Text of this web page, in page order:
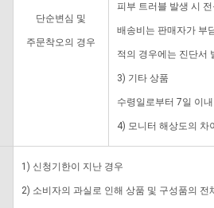
단순변심 및
주문착오의 경우
피부 트러블 발생 시
배송비는 판매자가 부
적의 경우에는 진단서
3) 기타 상품
수령일로부터 7일 이
4) 모니터 해상도의 차
1) 신청기한이 지난 경우
2) 소비자의 과실로 인해 상품 및 구성품의